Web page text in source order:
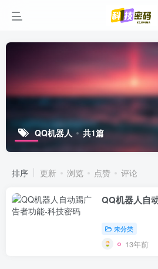
QQ机器人 共1篇
排序 更新 浏览 点赞 评论
QQ机器人自
未分类
13年前